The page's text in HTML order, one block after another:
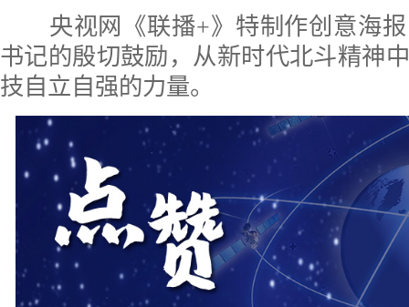
央视网《联播+》特制作创意海报
书记的殷切鼓励，从新时代北斗精神
技自立自强的力量。